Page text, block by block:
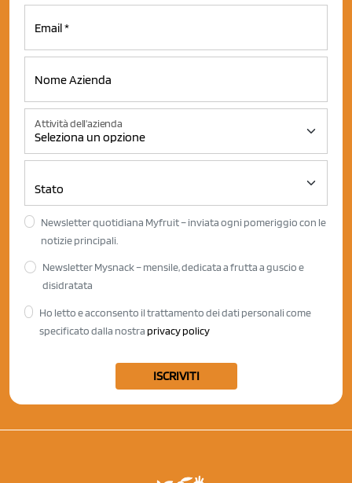
Attività dell'azienda
Newsletter quotidiana Myfruit – inviata ogni pomeriggio con le
notizie principali.
Newsletter Mysnack – mensile, dedicata a frutta a guscio e
disidratata
Ho letto e acconsento il trattamento dei dati personali come
specificato dalla nostra privacy policy
ISCRIVITI